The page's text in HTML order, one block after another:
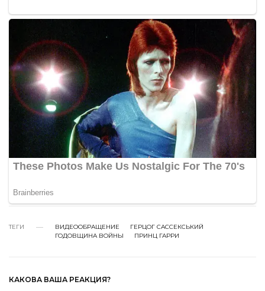
ТЕГИ ВИДЕООБРАЩЕНИЕ
ГЕРЦОГ САССЕКСЬКИЙ
ГОДОВЩИНА ВОЙНЫ
ПРИНЦ ГАРРИ
КАКОВА ВАША РЕАКЦИЯ?